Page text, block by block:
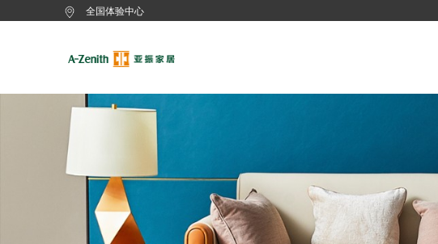
全国体验中心